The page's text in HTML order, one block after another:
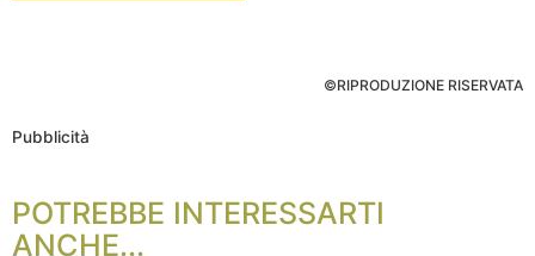
©RIPRODUZIONE RISERVATA
Pubblicità
POTREBBE INTERESSARTI
ANCHE...